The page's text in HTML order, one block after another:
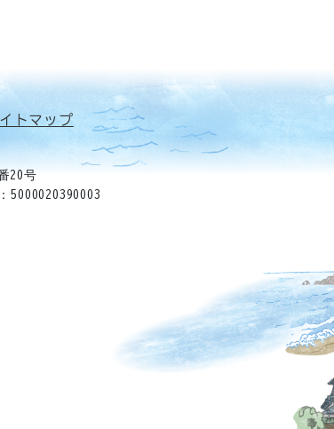
トマップ
20号
5000020390003